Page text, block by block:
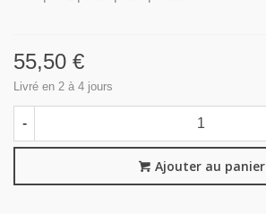
55,50 €
Livré en 2 à 4 jours
-
Ajouter au panier